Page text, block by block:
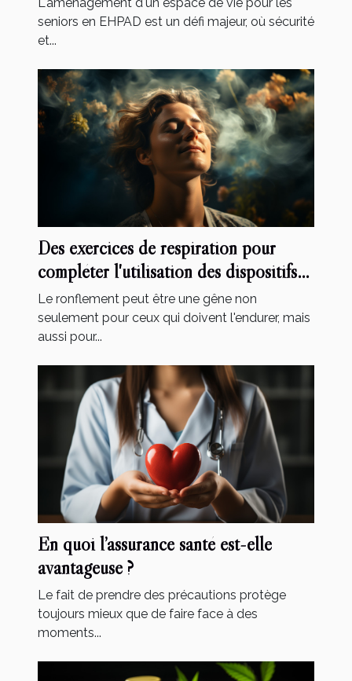
seniors en EHPAD est un défi majeur, où sécurité
et...
Des exercices de respiration pour
compléter l'utilisation des dispositifs
anti-ronflement
Le ronflement peut être une gêne non
seulement pour ceux qui doivent l'endurer, mais
aussi pour...
En quoi l’assurance santé est-elle
avantageuse ?
Le fait de prendre des précautions protège
toujours mieux que de faire face à des
moments...